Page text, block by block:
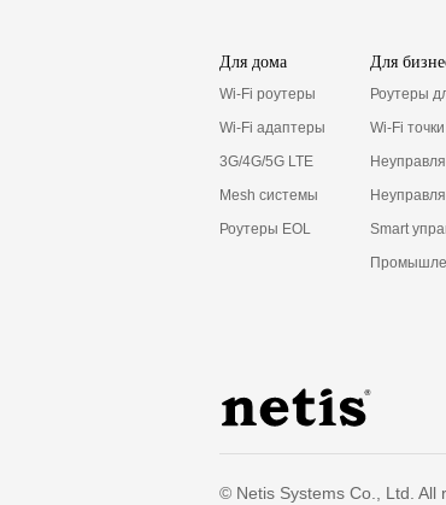
Для дома
Wi-Fi роутеры
Wi-Fi адаптеры
3G/4G/5G LTE
Mesh системы
Роутеры EOL
Для
Роутеры
Wi-Fi
Smart
© Netis Systems Co., Ltd. All